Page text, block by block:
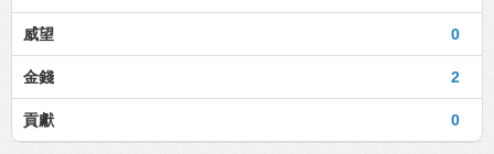
0
威望
2
金錢
0
貢獻